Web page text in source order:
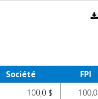
Société
FPI
100,0 $